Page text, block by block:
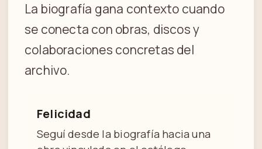
La biografía gana contexto cuando
se conecta con obras, discos y
colaboraciones concretas del
archivo.
Felicidad
Seguí desde la biografía hacia una